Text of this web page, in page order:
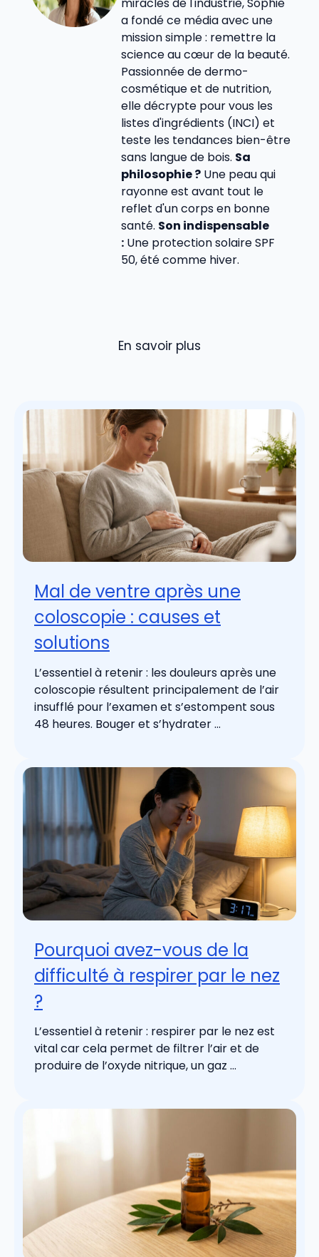
a fondé ce média avec une
mission simple : remettre la
science au cœur de la beauté.
Passionnée de dermo-
cosmétique et de nutrition,
elle décrypte pour vous les
listes d'ingrédients (INCI) et
teste les tendances bien-être
sans langue de bois. Sa
philosophie ? Une peau qui
rayonne est avant tout le
reflet d'un corps en bonne
santé. Son indispensable
: Une protection solaire SPF
50, été comme hiver.
En savoir plus
Mal de ventre après une
coloscopie : causes et
solutions
L’essentiel à retenir : les douleurs après une
coloscopie résultent principalement de l’air
insufflé pour l’examen et s’estompent sous
48 heures. Bouger et s’hydrater ...
Pourquoi avez-vous de la
difficulté à respirer par le nez
?
L’essentiel à retenir : respirer par le nez est
vital car cela permet de filtrer l’air et de
produire de l’oxyde nitrique, un gaz ...